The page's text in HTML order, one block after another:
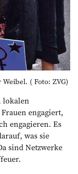
( Foto: ZVG)
lokalen
engagiert,
engagieren. Es
was sie
sind Netzwerke